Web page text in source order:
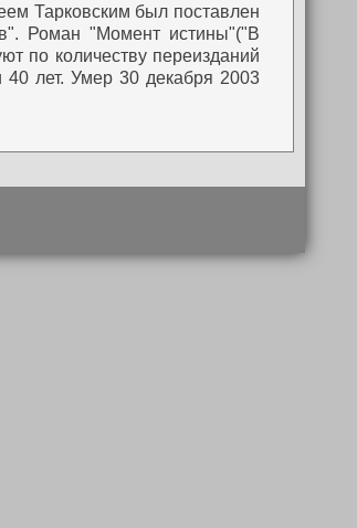
Тарковским был поставлен
Роман "Момент истины"("В
по количеству переизданий
40 лет. Умер 30 декабря 2003